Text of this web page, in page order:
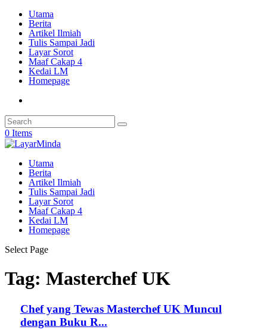
Utama
Berita
Artikel Ilmiah
Tulis Sampai Jadi
Layar Sorot
Maaf Cakap 4
Kedai LM
Homepage
0 Items
Utama
Berita
Artikel Ilmiah
Tulis Sampai Jadi
Layar Sorot
Maaf Cakap 4
Kedai LM
Homepage
Select Page
Tag: Masterchef UK
Chef yang Tewas Masterchef UK Muncul
dengan Buku R...